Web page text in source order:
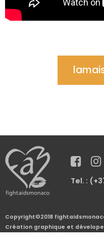
Tel. :
Copyright©2018
Création graphique et